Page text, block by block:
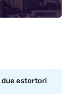
due estortori